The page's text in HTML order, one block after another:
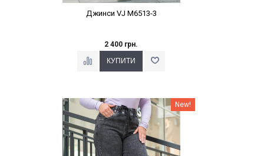
Джинси VJ M6513-3
2 400 грн.
Наклейки Варіант з % New!